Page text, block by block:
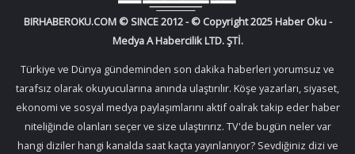
BIRHABEROKU.COM © SINCE 2012 - © Copyright 2025 Haber Oku -
Medya A Habercilik LTD. ŞTİ.
Türkiye ve Dünya gündeminden son dakika haberleri yorumsuz ve
tarafsız olarak okuyucularına anında ulaştırılır. Köşe yazarları, siyaset,
ekonomi ve sosyal medya paylaşımlarını aktif oalrak takip eder haber
niteliğinde olanları seçer ve size ulaştırırız. TV'de bugün neler var
hangi diziler hangi kanalda saat kaçta yayınlanıyor? Sevdiğiniz dizi ve